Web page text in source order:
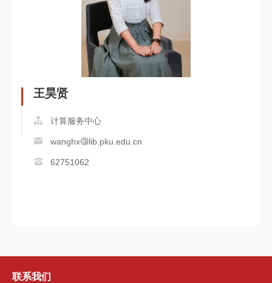
王昊贤
计算服务中心
wanghx lib.pku.edu.cn
62751062
联系我们